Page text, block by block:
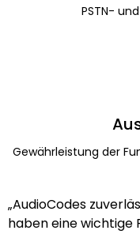
PSTN-
Gewährleistung der
„AudioCodes
haben eine wichtige